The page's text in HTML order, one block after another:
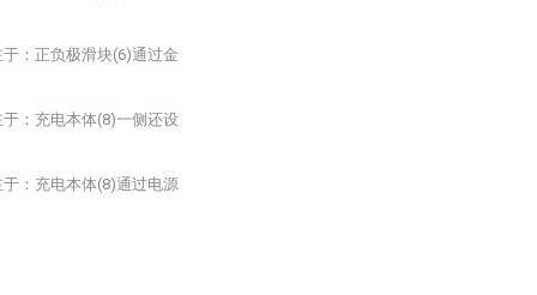
：正负极滑块(6)通过金
：充电本体(8)一侧还设
：充电本体(8)通过电源